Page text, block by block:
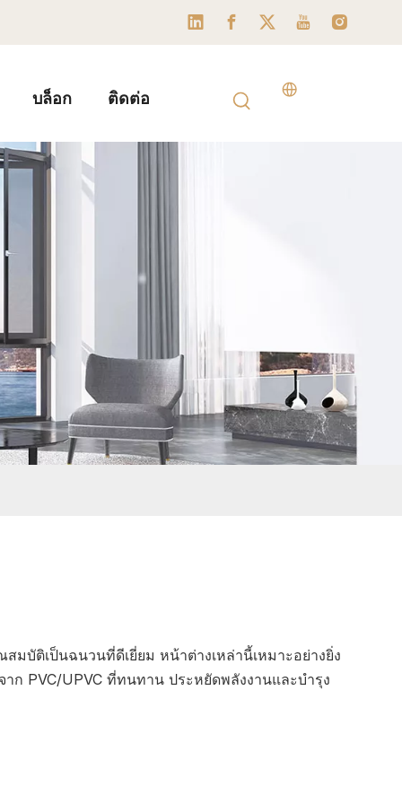
บล็อก ติดต่อ
บัติเป็นฉนวนที่ดีเยี่ยม หน้าต่างเหล่านี้เหมาะอย่างยิ่ง
ก PVC/UPVC ที่ทนทาน ประหยัดพลังงานและบำรุง